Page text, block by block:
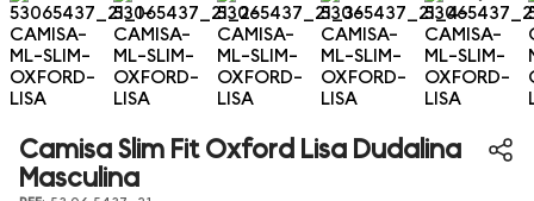
Camisa Slim Fit Oxford Lisa Dudalina
Masculina